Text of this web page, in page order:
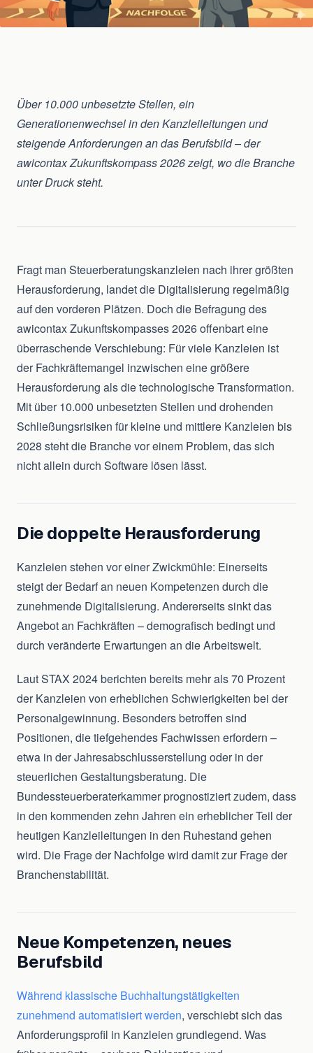
Über 10.000 unbesetzte Stellen, ein
Generationenwechsel in den Kanzleileitungen und
steigende Anforderungen an das Berufsbild – der
awicontax Zukunftskompass 2026 zeigt, wo die Branche
unter Druck steht.
Fragt man Steuerberatungskanzleien nach ihrer größten
Herausforderung, landet die Digitalisierung regelmäßig
auf den vorderen Plätzen. Doch die Befragung des
awicontax Zukunftskompasses 2026 offenbart eine
überraschende Verschiebung: Für viele Kanzleien ist
der Fachkräftemangel inzwischen eine größere
Herausforderung als die technologische Transformation.
Mit über 10.000 unbesetzten Stellen und drohenden
Schließungsrisiken für kleine und mittlere Kanzleien bis
2028 steht die Branche vor einem Problem, das sich
nicht allein durch Software lösen lässt.
Die doppelte Herausforderung
Kanzleien stehen vor einer Zwickmühle: Einerseits
steigt der Bedarf an neuen Kompetenzen durch die
zunehmende Digitalisierung. Andererseits sinkt das
Angebot an Fachkräften – demografisch bedingt und
durch veränderte Erwartungen an die Arbeitswelt.
Laut STAX 2024 berichten bereits mehr als 70 Prozent
der Kanzleien von erheblichen Schwierigkeiten bei der
Personalgewinnung. Besonders betroffen sind
Positionen, die tiefgehendes Fachwissen erfordern –
etwa in der Jahresabschlusserstellung oder in der
steuerlichen Gestaltungsberatung. Die
Bundessteuerberaterkammer prognostiziert zudem, dass
in den kommenden zehn Jahren ein erheblicher Teil der
heutigen Kanzleileitungen in den Ruhestand gehen
wird. Die Frage der Nachfolge wird damit zur Frage der
Branchenstabilität.
Neue Kompetenzen, neues
Berufsbild
Während klassische Buchhaltungstätigkeiten
zunehmend automatisiert werden, verschiebt sich das
Anforderungsprofil in Kanzleien grundlegend. Was